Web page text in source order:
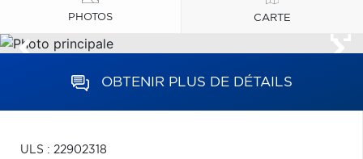
PHOTOS CARTE
OBTENIR PLUS DE DÉTAILS
ULS : 22902318